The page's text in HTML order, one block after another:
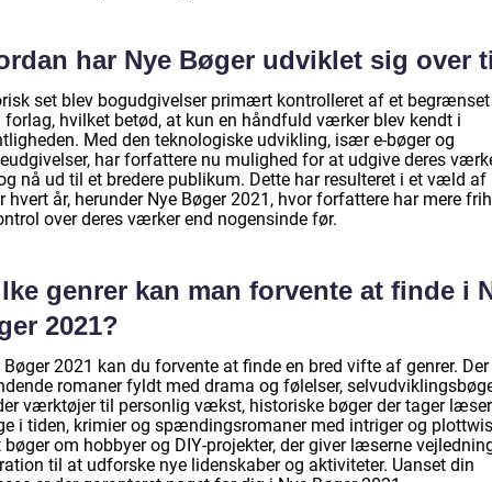
har Nye Bøger udviklet sig over
set blev bogudgivelser primært kontrolleret af et begrænset
forlag, hvilket betød, at kun en håndfuld værker blev kendt i
Med den teknologiske udvikling, især e-bøger og
har forfattere nu mulighed for at udgive deres
nå ud til et bredere publikum. Dette har resulteret i et væld af
hvert år, herunder Nye Bøger 2021, hvor forfattere har mere
over deres værker end nogensinde før.
genrer kan man forvente at finde i
2021?
Bøger 2021 kan du forvente at finde en bred vifte af genrer. Der
romaner fyldt med drama og følelser,
værktøjer til personlig vækst, historiske bøger der tager
i tiden, krimier og spændingsromaner med intriger og
om hobbyer og DIY-projekter, der giver læserne
til at udforske nye lidenskaber og aktiviteter. Uanset din